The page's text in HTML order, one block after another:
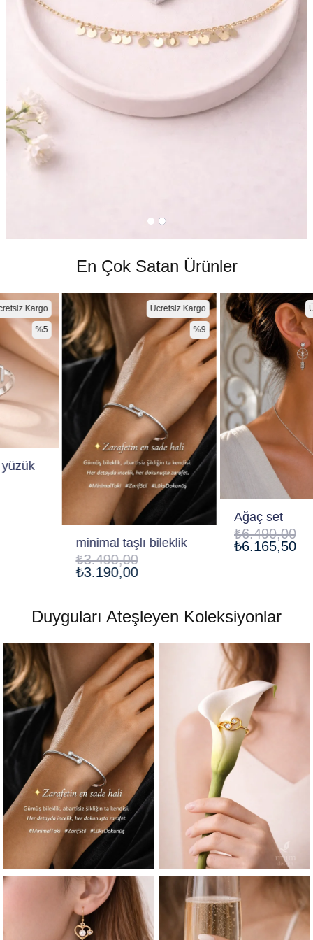
minimal taşlı bileklik
₺3.190,00
₺3.490,00
Ağaç set
₺6.165,50
₺6.490,00
Duyguları Ateşleyen Koleksiyonlar